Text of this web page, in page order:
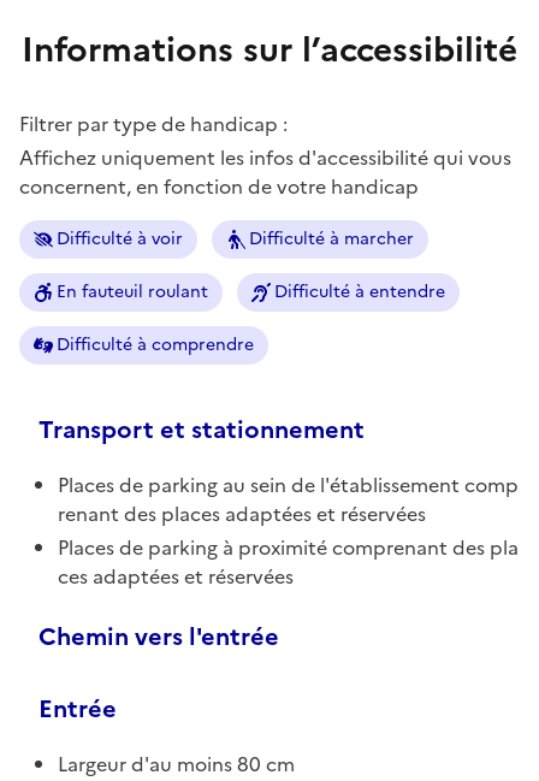
Informations sur l’accessibilité
Filtrer par type de handicap :
Affichez uniquement les infos d'accessibilité qui vous
concernent, en fonction de votre handicap
Difficulté à voir Difficulté à marcher
En fauteuil roulant Difficulté à entendre
Difficulté à comprendre
Transport et stationnement
Places de parking au sein de l'établissement comp
renant des places adaptées et réservées
Places de parking à proximité comprenant des pla
ces adaptées et réservées
Chemin vers l'entrée
Entrée
Largeur d'au moins 80 cm